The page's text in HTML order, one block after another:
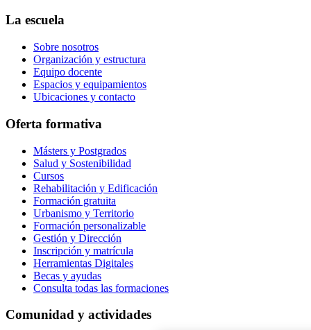
La escuela
Sobre nosotros
Organización y estructura
Equipo docente
Espacios y equipamientos
Ubicaciones y contacto
Oferta formativa
Másters y Postgrados
Salud y Sostenibilidad
Cursos
Rehabilitación y Edificación
Formación gratuita
Urbanismo y Territorio
Formación personalizable
Gestión y Dirección
Inscripción y matrícula
Herramientas Digitales
Becas y ayudas
Consulta todas las formaciones
Comunidad y actividades